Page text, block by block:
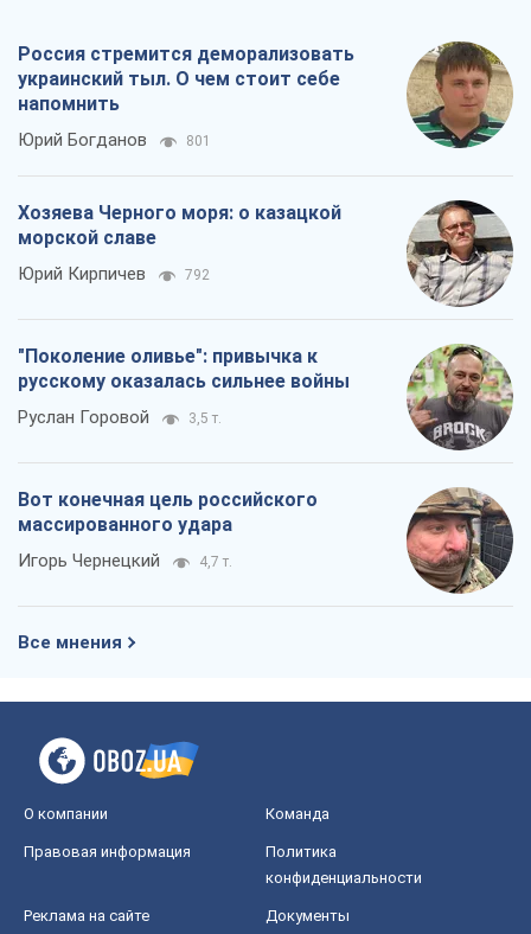
Россия стремится деморализовать
украинский тыл. О чем стоит себе
напомнить
Юрий Богданов 801
Хозяева Черного моря: о казацкой
морской славе
Юрий Кирпичев 792
"Поколение оливье": привычка к
русскому оказалась сильнее войны
Руслан Горовой 3,5 т.
Вот конечная цель российского
массированного удара
Игорь Чернецкий 4,7 т.
Все мнения
О компании Команда
Правовая информация
Политика
конфиденциальности
Реклама на сайте Документы